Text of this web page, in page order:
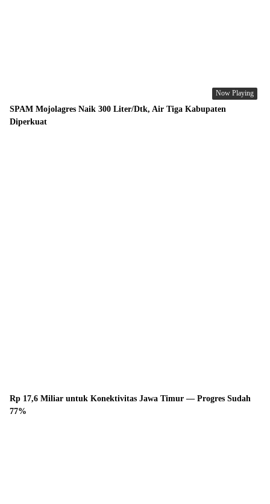
Now Playing
SPAM Mojolagres Naik 300 Liter/Dtk, Air Tiga Kabupaten
Diperkuat
Rp 17,6 Miliar untuk Konektivitas Jawa Timur — Progres Sudah
77%